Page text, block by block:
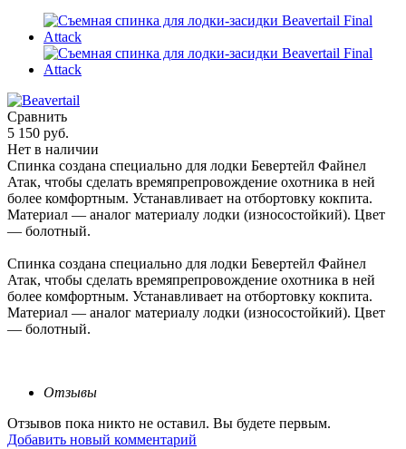
Сравнить
5 150 руб.
Нет в наличии
Спинка создана специально для лодки Бевертейл Файнел
Атак, чтобы сделать времяпрепровождение охотника в ней
более комфортным. Устанавливает на отбортовку кокпита.
Материал — аналог материалу лодки (износостойкий). Цвет
— болотный.
Спинка создана специально для лодки Бевертейл Файнел
Атак, чтобы сделать времяпрепровождение охотника в ней
более комфортным. Устанавливает на отбортовку кокпита.
Материал — аналог материалу лодки (износостойкий). Цвет
— болотный.
Отзывы
Отзывов пока никто не оставил. Вы будете первым.
Добавить новый комментарий